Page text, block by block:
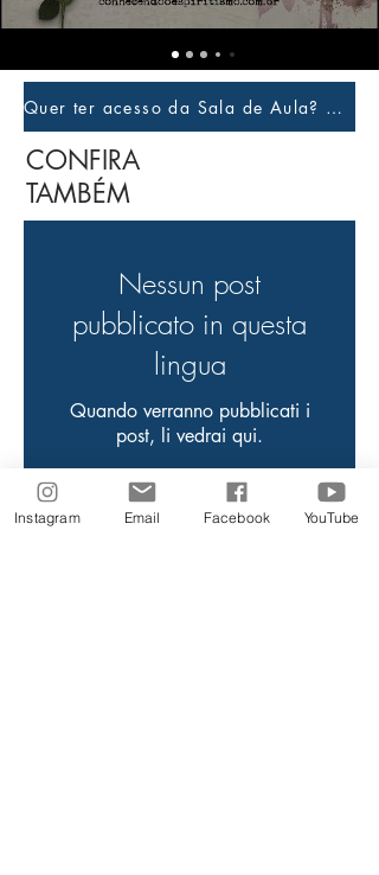
Quer ter acesso da Sala de Aula? Clique aqui e faça login
CONFIRA
TAMBÉM
Nessun post
pubblicato in questa
lingua
Quando verranno pubblicati i
post, li vedrai qui.
Assista os
Instagram Email Facebook YouTube